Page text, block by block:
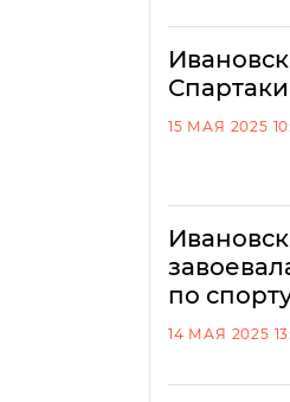
15 МАЯ 2025
по
14 МАЯ 2025